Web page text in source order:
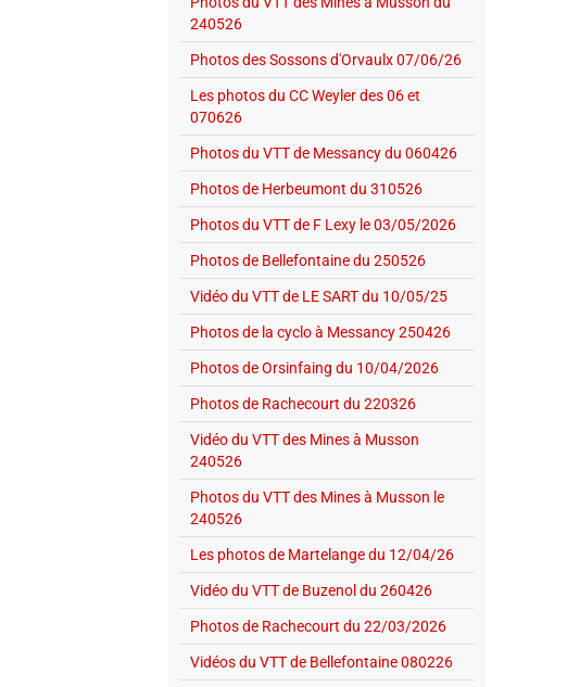
240526
Photos des Sossons d'Orvaulx 07/06/26
Les photos du CC Weyler des 06 et
070626
Photos du VTT de Messancy du 060426
Photos de Herbeumont du 310526
Photos du VTT de F Lexy le 03/05/2026
Photos de Bellefontaine du 250526
Vidéo du VTT de LE SART du 10/05/25
Photos de la cyclo à Messancy 250426
Photos de Orsinfaing du 10/04/2026
Photos de Rachecourt du 220326
Vidéo du VTT des Mines à Musson
240526
Photos du VTT des Mines à Musson le
240526
Les photos de Martelange du 12/04/26
Vidéo du VTT de Buzenol du 260426
Photos de Rachecourt du 22/03/2026
Vidéos du VTT de Bellefontaine 080226